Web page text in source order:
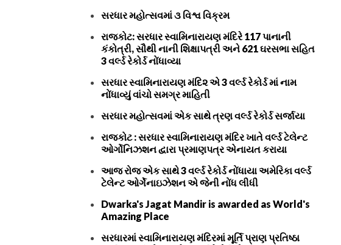
સરધાર મહોત્સવમાં ૩ વિશ્વ વિક્રમ
રાજકોટ: સરધાર સ્વામિનારાયણ મંદિરે 117 પાનાની
કંકોત્રી, સૌથી નાની શિક્ષાપત્રી અને 621 ઘરસભા સહિત
3 વર્લ્ડ રેકોર્ડ નોંધાવ્યા
સરધાર સ્વામિનારાયણ મંદિ૨ એ 3 વર્લ્ડ રેકોર્ડ માં નામ
નોંધાવ્યું વાંચો સમગ્ર માહિતી
સરધાર મહોત્સવમાં એક સાથે ત્રણ વર્લ્ડ રેકોર્ડ સર્જાયા
રાજકોટ : સરધાર સ્વામિનારાયણ મંદિર ખાતે વર્લ્ડ ટેલેન્ટ
ઓર્ગોનિઝશન દ્વારા પ્રમાણપત્ર એનાયત કરાયા
આજ રોજ એક સાથે 3 વર્લ્ડ રેકોર્ડ નોંધાયા અમેરિકા વર્લ્ડ
ટેલેન્ટ ઓર્ગેનાઇઝેશન એ જેની નોંધ લીધી
Dwarka's Jagat Mandir is awarded as World's
Amazing Place
સરધારમાં સ્વામિનારાયણ મંદિરમાં મૂર્તિ પ્રાણ પ્રતિષ્ઠા